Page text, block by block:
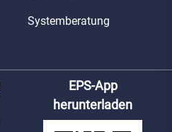
Systemberatung
EPS-App
herunterladen